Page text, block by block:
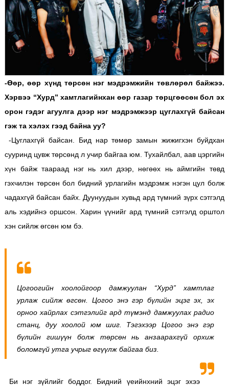
-Өөр, өөр хүнд төрсөн нэг мэдрэмжийн төвлөрөл байжээ.
Хэрвээ “Хурд” хамтлагийнхан өөр газар төрцгөөсөн бол эх
орон гэдэг агуулга дээр нэг мэдрэмжээр цуглахгүй байсан
гэж та хэлэх гээд байна уу?
-Цуглахгүй байсан. Бид нар төмөр замын жижигхэн буйдхан
сууринд цувж төрсөнд л учир байгаа юм. Тухайлбал, аав цэргийн
хүн байж таараад нэг нь хил дээр, нөгөөх нь аймгийн төвд
гэхчилэн төрсөн бол бидний урлагийн мэдрэмж нэгэн цул болж
чадахгүй байсан байх. Дуунуудын хувьд ард түмний зүрх сэтгэлд
аль хэдийнэ оршсон. Харин үүнийг ард түмний сэтгэлд орштол
хэн сийлж өгсөн юм бэ.
Цогоогийн хоолойгоор дамжуулан “Хурд” хамтлаг
урлаж сийлж өгсөн. Цогоо энэ гэр бүлийн эцэг эх, эх
орноо хайрлах сэтгэлийг ард түмэнд дамжуулах радио
станц, дуу хоолой юм шиг. Тэгэхээр Цогоо энэ гэр
бүлийн гишүүн болж төрсөн нь анзаарахгүй орхиж
боломгүй утга учрыг өгүүлж байгаа биз.
Би нэг зүйлийг боддог. Бидний үеийнхний эцэг эхээ